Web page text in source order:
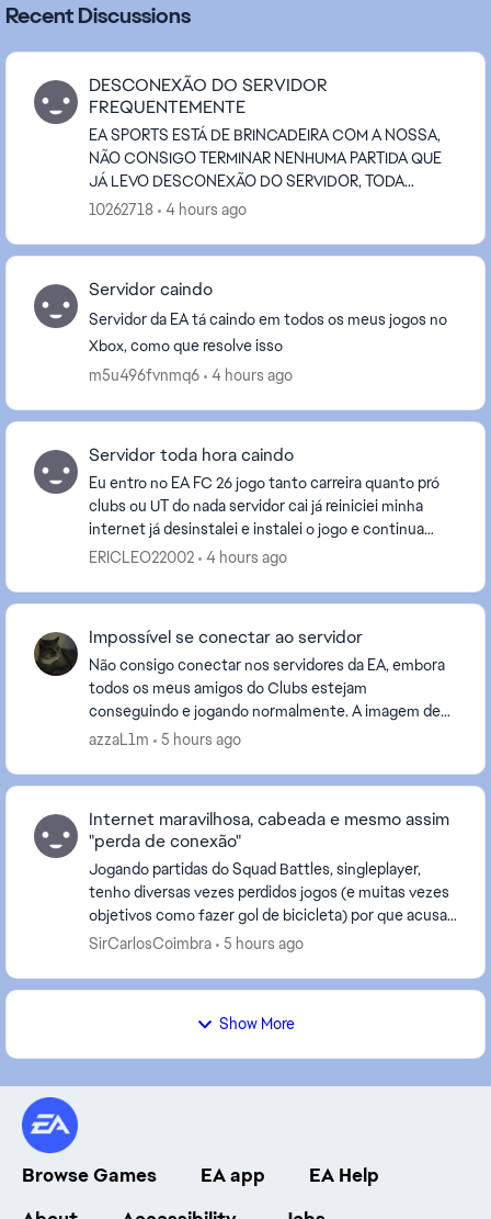
Recent Discussions
DESCONEXÃO DO SERVIDOR
FREQUENTEMENTE
EA SPORTS ESTÁ DE BRINCADEIRA COM A NOSSA,
NÃO CONSIGO TERMINAR NENHUMA PARTIDA QUE
JÁ LEVO DESCONEXÃO DO SERVIDOR, TODA
PARTIDA! ISSO PRECISA SER ARRUMADO
10262718 4 hours ago
Servidor caindo
Servidor da EA tá caindo em todos os meus jogos no
Xbox, como que resolve isso
m5u496fvnmq6
4 hours ago
Servidor toda hora caindo
Eu entro no EA FC 26 jogo tanto carreira quanto pró
clubs ou UT do nada servidor cai já reiniciei minha
internet já desinstalei e instalei o jogo e continua
caindo o servidor minha internet está boa ...
ERICLEO22002 4 hours ago
Impossível se conectar ao servidor
Não consigo conectar nos servidores da EA, embora
todos os meus amigos do Clubs estejam
conseguindo e jogando normalmente. A imagem de
erro está anexada. Tentei de todas as maneiras:
azzaL1m 5 hours ago
Internet maravilhosa, cabeada e mesmo assim
"perda de conexão"
Jogando partidas do Squad Battles, singleplayer,
tenho diversas vezes perdidos jogos (e muitas vezes
objetivos como fazer gol de bicicleta) por que acusa
"perda de conexão". Porém a internet é cabead...
SirCarlosCoimbra 5 hours ago
Show More
Browse Games EA app
EA Help